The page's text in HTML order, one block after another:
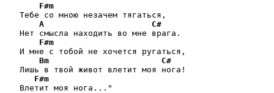
F#m
   Тебе со мною незачем тягаться,
A
C#
   Нет смысла находить во мне врага.
F#m
   И мне с тобой не хочется ругаться,
Bm
C#
   Лишь в твой живот влетит моя нога!
F#m
   Влетит моя нога..."